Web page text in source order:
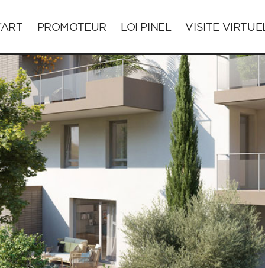
PROMOTEUR LOI PINEL VISITE